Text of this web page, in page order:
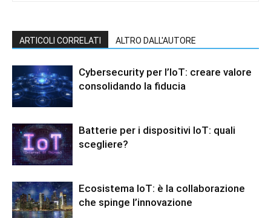
ARTICOLI CORRELATI ALTRO DALL'AUTORE
Cybersecurity per l’IoT: creare valore
consolidando la fiducia
Batterie per i dispositivi IoT: quali
scegliere?
Ecosistema IoT: è la collaborazione
che spinge l’innovazione